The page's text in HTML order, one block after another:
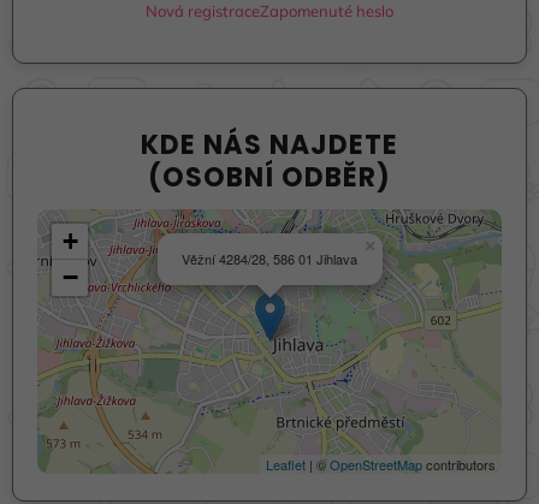
Nová registraceZapomenuté heslo
KDE NÁS NAJDETE
(OSOBNÍ ODBĚR)
Věžní 4284/28, 586 01 Jihlava
×
+
−
Leaflet | ©OpenStreetMapcontributors